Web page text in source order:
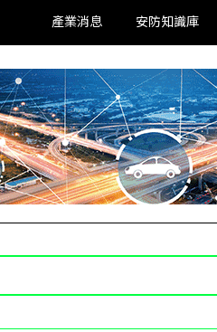
產業消息 安防知識庫